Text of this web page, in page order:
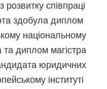
розвитку співпраці
здобула диплом
національному
та диплом магістра
юридичних
інституті